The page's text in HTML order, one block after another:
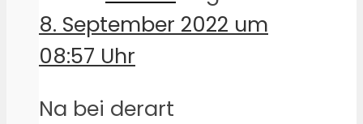
8. September 2022 um
08:57 Uhr
Na bei derart